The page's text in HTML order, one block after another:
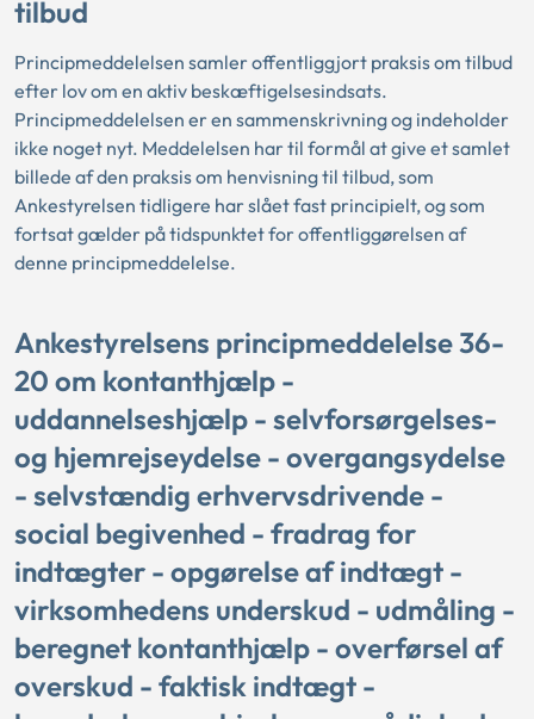
tilbud
Principmeddelelsen samler offentliggjort praksis om tilbud
efter lov om en aktiv beskæftigelsesindsats.
Principmeddelelsen er en sammenskrivning og indeholder
ikke noget nyt. Meddelelsen har til formål at give et samlet
billede af den praksis om henvisning til tilbud, som
Ankestyrelsen tidligere har slået fast principielt, og som
fortsat gælder på tidspunktet for offentliggørelsen af
denne principmeddelelse.
Ankestyrelsens principmeddelelse 36-
20 om kontanthjælp -
uddannelseshjælp - selvforsørgelses-
og hjemrejseydelse - overgangsydelse
- selvstændig erhvervsdrivende -
social begivenhed - fradrag for
indtægter - opgørelse af indtægt -
virksomhedens underskud - udmåling -
beregnet kontanthjælp - overførsel af
overskud - faktisk indtægt -